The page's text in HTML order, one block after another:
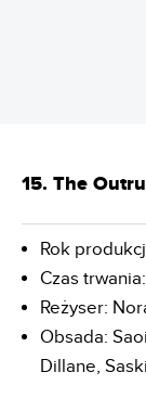
15. The
Rok
Czas
Reżyser:
Obsada:
Dillane,